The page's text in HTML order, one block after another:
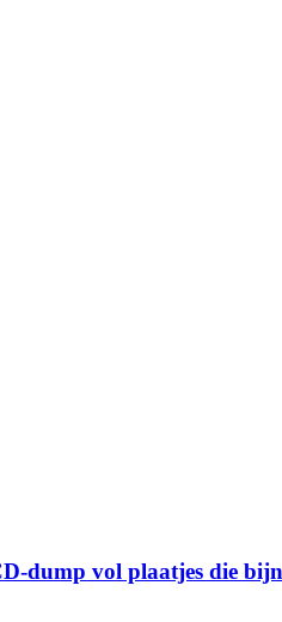
dump vol plaatjes die